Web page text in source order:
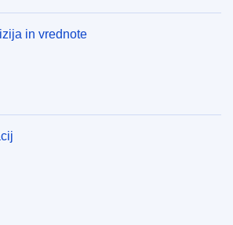
cc18-11ee-b9d9-01aa75ed71a1
2420-11ef-a195-01aa75ed71a1
in vrednote